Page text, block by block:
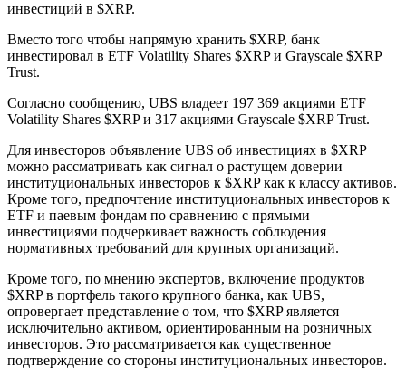
инвестиций в $XRP.
Вместо того чтобы напрямую хранить $XRP, банк
инвестировал в ETF Volatility Shares $XRP и Grayscale $XRP
Trust.
Согласно сообщению, UBS владеет 197 369 акциями ETF
Volatility Shares $XRP и 317 акциями Grayscale $XRP Trust.
Для инвесторов объявление UBS об инвестициях в $XRP
можно рассматривать как сигнал о растущем доверии
институциональных инвесторов к $XRP как к классу активов.
Кроме того, предпочтение институциональных инвесторов к
ETF и паевым фондам по сравнению с прямыми
инвестициями подчеркивает важность соблюдения
нормативных требований для крупных организаций.
Кроме того, по мнению экспертов, включение продуктов
$XRP в портфель такого крупного банка, как UBS,
опровергает представление о том, что $XRP является
исключительно активом, ориентированным на розничных
инвесторов. Это рассматривается как существенное
подтверждение со стороны институциональных инвесторов.